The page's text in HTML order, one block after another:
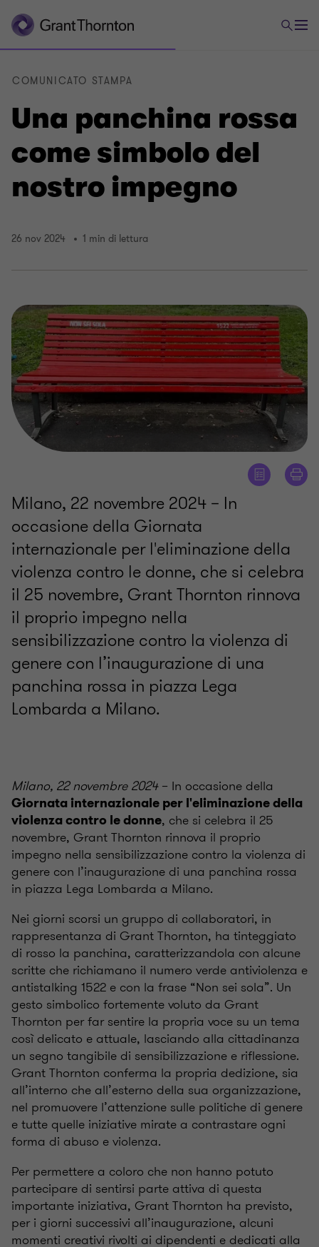
Una panchina rossa
come simbolo del
nostro impegno
COMUNICATO STAMPA
26 nov 2024 1 min di lettura
Milano, 22 novembre 2024 – In
occasione della Giornata
internazionale per l'eliminazione della
violenza contro le donne, che si celebra
il 25 novembre, Grant Thornton rinnova
il proprio impegno nella
sensibilizzazione contro la violenza di
genere con l’inaugurazione di una
panchina rossa in piazza Lega
Lombarda a Milano.
Milano, 22 novembre 2024– In occasione della
Giornata internazionale per l'eliminazione della
violenza contro le donne, che si celebra il 25
novembre, Grant Thornton rinnova il proprio
impegno nella sensibilizzazione contro la violenza di
genere con l’inaugurazione di una panchina rossa
in piazza Lega Lombarda a Milano.
Nei giorni scorsi un gruppo di collaboratori, in
rappresentanza di Grant Thornton, ha tinteggiato
di rosso la panchina, caratterizzandola con alcune
scritte che richiamano il numero verde antiviolenza e
antistalking 1522 e con la frase “Non sei sola”. Un
gesto simbolico fortemente voluto da Grant
Thornton per far sentire la propria voce su un tema
così delicato e attuale, lasciando alla cittadinanza
un segno tangibile di sensibilizzazione e riflessione.
Grant Thornton conferma la propria dedizione, sia
all’interno che all’esterno della sua organizzazione,
nel promuovere l’attenzione sulle politiche di genere
e tutte quelle iniziative mirate a contrastare ogni
forma di abuso e violenza.
Per permettere a coloro che non hanno potuto
partecipare di sentirsi parte attiva di questa
importante iniziativa, Grant Thornton ha previsto,
per i giorni successivi all’inaugurazione, alcuni
momenti creativi rivolti ai dipendenti e dedicati alla